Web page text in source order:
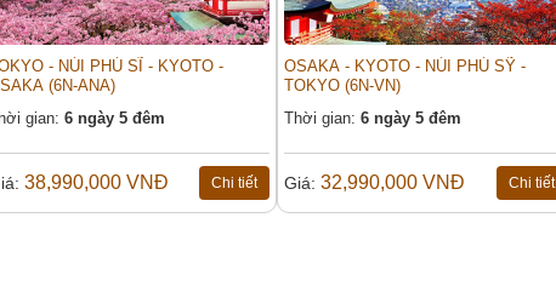
- NÚI PHÚ SĨ - KYOTO -
(6N-ANA)
gian: 6 ngày 5 đêm
38,990,000 VNĐ Chi tiết
OSAKA - KYOTO - NÚI PHÚ SỸ -
TOKYO (6N-VN)
Thời gian:6 ngày 5 đêm
Giá:32,990,000 VNĐ Chi tiết